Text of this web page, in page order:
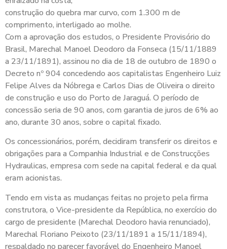
construção do quebra mar curvo, com 1.300 m de
comprimento, interligado ao molhe.
Com a aprovação dos estudos, o Presidente Provisório do
Brasil, Marechal Manoel Deodoro da Fonseca (15/11/1889
a 23/11/1891), assinou no dia de 18 de outubro de 1890 o
Decreto nº 904 concedendo aos capitalistas Engenheiro Luiz
Felipe Alves da Nóbrega e Carlos Dias de Oliveira o direito
de construção e uso do Porto de Jaraguá. O período de
concessão seria de 90 anos, com garantia de juros de 6% ao
ano, durante 30 anos, sobre o capital fixado.
Os concessionários, porém, decidiram transferir os direitos e
obrigações para a Companhia Industrial e de Construcções
Hydraulicas, empresa com sede na capital federal e da qual
eram acionistas.
Tendo em vista as mudanças feitas no projeto pela firma
construtora, o Vice-presidente da República, no exercício do
cargo de presidente (Marechal Deodoro havia renunciado),
Marechal Floriano Peixoto (23/11/1891 a 15/11/1894),
respaldado no parecer favorável do Engenheiro Manoel